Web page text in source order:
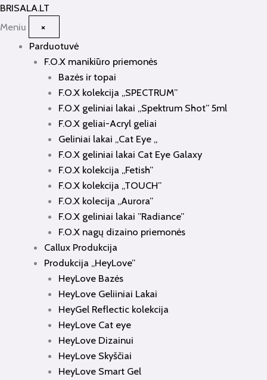
BRISALA.LT
Meniu
×
Parduotuvė
F.O.X manikiūro priemonės
Bazės ir topai
F.O.X kolekcija „SPECTRUM”
F.O.X geliniai lakai „Spektrum Shot” 5ml
F.O.X geliai-Acryl geliai
Geliniai lakai „Cat Eye „
F.O.X geliniai lakai Cat Eye Galaxy
F.O.X kolekcija „Fetish”
F.O.X kolekcija „TOUCH”
F.O.X kolecija „Aurora”
F.O.X geliniai lakai ”Radiance”
F.O.X nagų dizaino priemonės
Callux Produkcija
Produkcija „HeyLove”
HeyLove Bazės
HeyLove Geliiniai Lakai
HeyGel Reflectic kolekcija
HeyLove Cat eye
HeyLove Dizainui
HeyLove Skyščiai
HeyLove Smart Gel
Pereiti
prie